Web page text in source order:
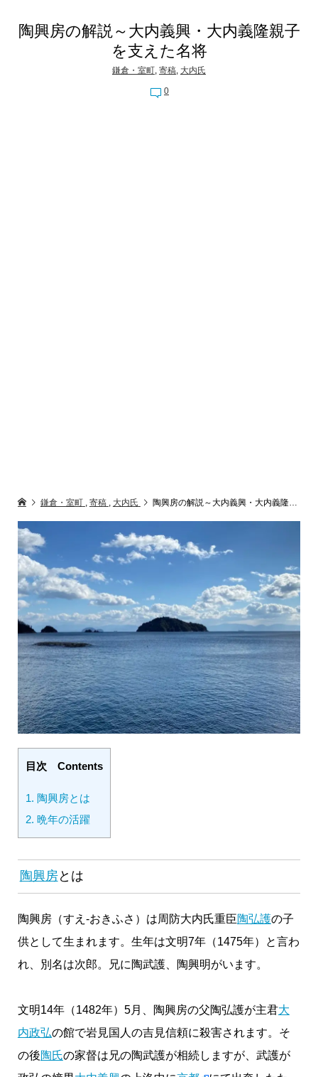
陶興房の解説～大内義興・大内義隆親子
を支えた名将
鎌倉・室町, 寄稿, 大内氏
0
鎌倉・室町 , 寄稿 , 大内氏 陶興房の解説～大内義興・大内義隆親子を支えた名将
目次 Contents
1. 陶興房とは
2. 晩年の活躍
陶興房とは
陶興房（すえ-おきふさ）は周防大内氏重臣陶弘護の子
供として生まれます。生年は文明7年（1475年）と言わ
れ、別名は次郎。兄に陶武護、陶興明がいます。
文明14年（1482年）5月、陶興房の父陶弘護が主君大
内政弘の館で岩見国人の吉見信頼に殺害されます。そ
の後陶氏の家督は兄の陶武護が相続しますが、武護が